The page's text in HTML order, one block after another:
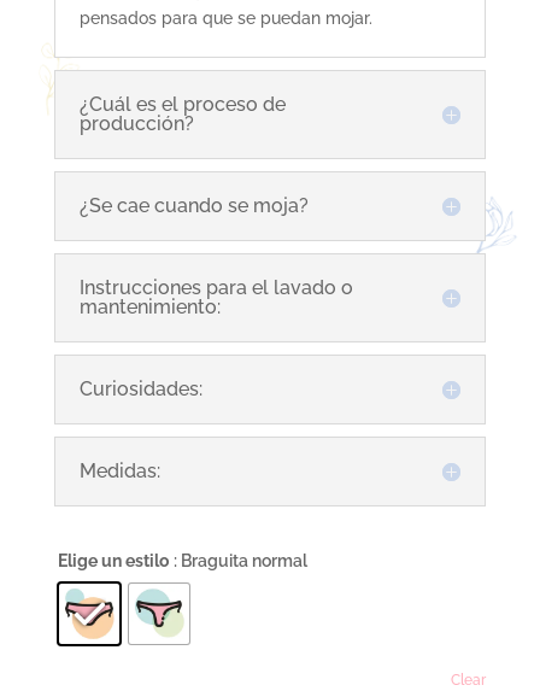
pensados para que se puedan mojar.
¿Cuál es el proceso de
producción?
¿Se cae cuando se moja?
Instrucciones para el lavado o
mantenimiento:
Curiosidades:
Medidas:
Elige un estilo : Braguita normal
Clear